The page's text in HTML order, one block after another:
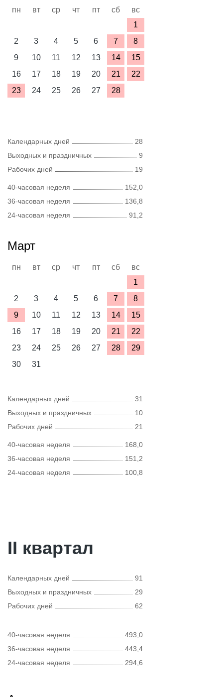
пн вт ср чт пт сб
вс
1
2
3 4 5 6 7
8
9
10 11 12 13 14
15
16
17 18 19 20 21
22
23
24 25 26 27 28
Календарных дней
28
Выходных и праздничных
9
Рабочих дней
19
40-часовая неделя
152,0
36-часовая неделя
136,8
24-часовая неделя
91,2
Март
пн вт ср чт пт сб
вс
1
2
3 4 5 6 7
8
9
10 11 12 13 14
15
16
17 18 19 20 21
22
23
24 25 26 27 28
29
30
31
Календарных дней
31
Выходных и праздничных
10
Рабочих дней
21
40-часовая неделя
168,0
36-часовая неделя
151,2
24-часовая неделя
100,8
II квартал
Календарных дней
91
Выходных и праздничных
29
Рабочих дней
62
40-часовая неделя
493,0
36-часовая неделя
443,4
24-часовая неделя
294,6